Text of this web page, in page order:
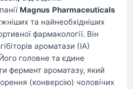
Magnus Pharmaceuticals
та найнеобхідніших
фармакології. Він
ароматази (ІА)
головне та єдине
фермент ароматазу, який
(конверсію) чоловічих